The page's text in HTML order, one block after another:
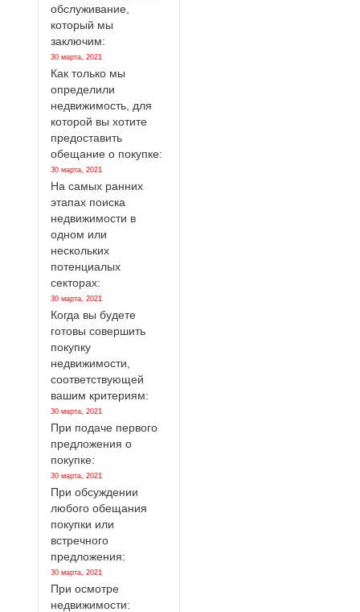
обслуживание,
который мы
заключим:
30 марта, 2021
Как только мы
определили
недвижимость, для
которой вы хотите
предоставить
обещание о покупке:
30 марта, 2021
На самых ранних
этапах поиска
недвижимости в
одном или
нескольких
потенциалых
секторах:
30 марта, 2021
Когда вы будете
готовы совершить
покупку
недвижимости,
соответствующей
вашим критериям:
30 марта, 2021
При подаче первого
предложения о
покупке:
30 марта, 2021
При обсуждении
любого обещания
покупки или
встречного
предложения:
30 марта, 2021
При осмотре
недвижимости: